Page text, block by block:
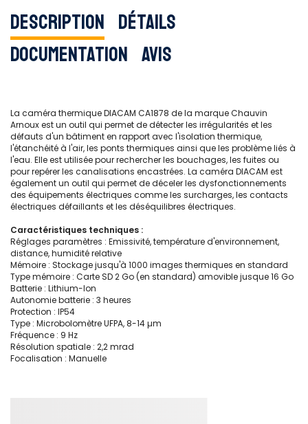
Description Détails
Documentation Avis
La caméra thermique DIACAM CA1878 de la marque Chauvin
Arnoux est un outil qui permet de détecter les irrégularités et les
défauts d'un bâtiment en rapport avec l'isolation thermique,
l'étanchéité à l'air, les ponts thermiques ainsi que les problème liés à
l'eau. Elle est utilisée pour rechercher les bouchages, les fuites ou
pour repérer les canalisations encastrées. La caméra DIACAM est
également un outil qui permet de déceler les dysfonctionnements
des équipements électriques comme les surcharges, les contacts
électriques défaillants et les déséquilibres électriques.
Caractéristiques techniques :
Réglages paramètres : Emissivité, température d'environnement,
distance, humidité relative
Mémoire : Stockage jusqu'à 1000 images thermiques en standard
Type mémoire : Carte SD 2 Go (en standard) amovible jusque 16 Go
Batterie : Lithium-Ion
Autonomie batterie : 3 heures
Protection : IP54
Type : Microbolomètre UFPA, 8-14 µm
Fréquence : 9 Hz
Résolution spatiale : 2,2 mrad
Focalisation : Manuelle